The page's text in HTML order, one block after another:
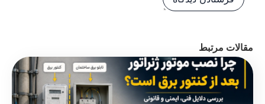
مقالات مرتبط